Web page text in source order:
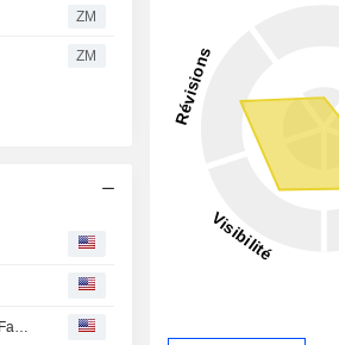
ZM
ZM
Earnings Flash (WPC) W. P. Carey Inc. Posts Q2 AFFO $1.34 per Share, vs. FactSet Est of $1.30